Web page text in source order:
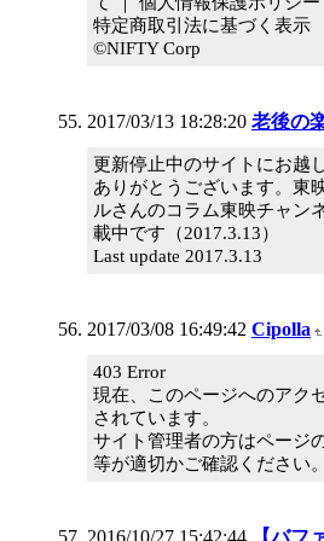
特定商取引法に基づく表示
©NIFTY Corp
2017/03/13 18:28:20 老後の
更新停止中のサイトにお越
ありがとうございます。東
ルさんのコラム東映チャン
載中です（2017.3.13）
Last update 2017.3.13
2017/03/08 16:49:42 Cipolla
403 Error
現在、このページへのアク
されています。
サイト管理者の方はページ
等が適切かご確認ください。
2016/10/27 15:42:44 【バフ